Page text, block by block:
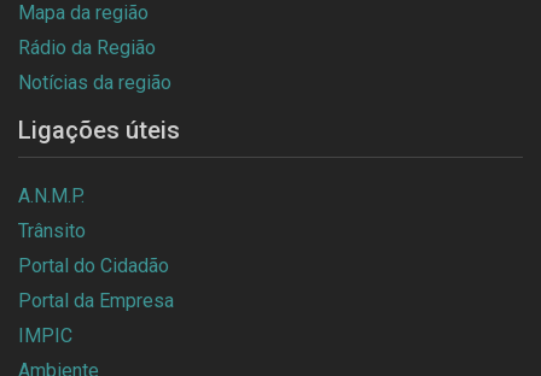
Mapa da região
Rádio da Região
Notícias da região
Ligações úteis
A.N.M.P.
Trânsito
Portal do Cidadão
Portal da Empresa
IMPIC
Ambiente